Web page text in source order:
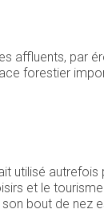
affluents, par
forestier
utilisé
et le
bout de nez